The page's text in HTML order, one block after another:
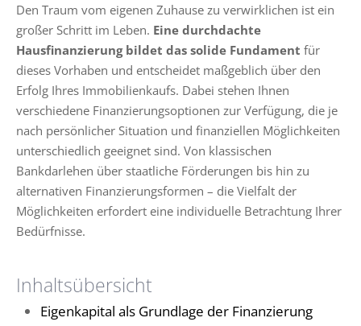
Den Traum vom eigenen Zuhause zu verwirklichen ist ein
großer Schritt im Leben. Eine durchdachte
Hausfinanzierung bildet das solide Fundament für
dieses Vorhaben und entscheidet maßgeblich über den
Erfolg Ihres Immobilienkaufs. Dabei stehen Ihnen
verschiedene Finanzierungsoptionen zur Verfügung, die je
nach persönlicher Situation und finanziellen Möglichkeiten
unterschiedlich geeignet sind. Von klassischen
Bankdarlehen über staatliche Förderungen bis hin zu
alternativen Finanzierungsformen – die Vielfalt der
Möglichkeiten erfordert eine individuelle Betrachtung Ihrer
Bedürfnisse.
Inhaltsübersicht
Eigenkapital als Grundlage der Finanzierung